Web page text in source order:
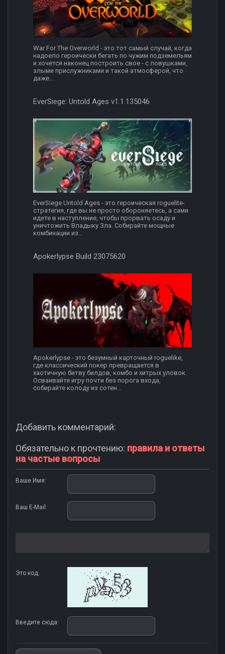
War For The Overworld - это тот самый случай, когда
надоело героически бегать по чужим подземельям
и хочется наконец построить свое - с ловушками,
злыми прислужниками и такой атмосферой, что
даже...
EverSiege: Untold Ages v1.1.135046
EverSiege Untold Ages - это героическая roguelite-
стратегия, где вы не просто обороняетесь, а сами
идете в наступление, чтобы прорвать осаду и
уничтожить Владыку Зла. Собирайте мощные
комбинации из...
Apokerlypse Build 23075620
Apokerlypse - это безумный карточный roguelike,
где классический покер превращается в
хаотичную битву билдов, комбо и хитрых уловок.
Осваивайте игру почти без порога входа,
собирайте колоду из сотен...
Добавить комментарий:
Обязательно к прочтению: правила и ответы
на частые вопросы
Ваше Имя:
Ваш E-Mail:
Это код:
Введите сюда: